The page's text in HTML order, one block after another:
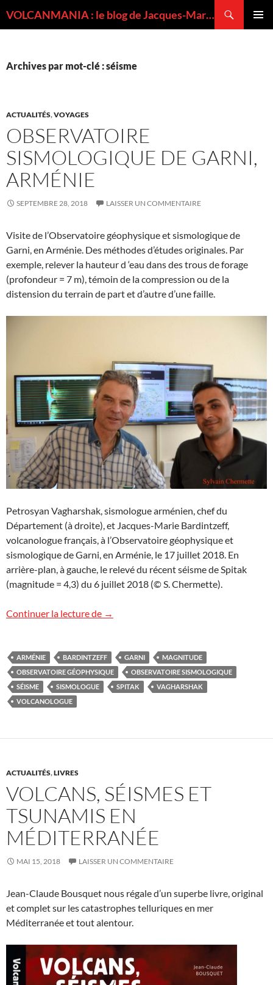
VOLCANMANIA : le blog de Jacques-Marie BARDINTZEFF, volcanologue
Archives par mot-clé : séisme
ACTUALITÉS,VOYAGES
OBSERVATOIRE
SISMOLOGIQUE DE GARNI,
ARMÉNIE
SEPTEMBRE 28, 2018 LAISSER UN COMMENTAIRE
Visite de l’Observatoire géophysique et sismologique de
Garni, en Arménie. Des méthodes d’études originales. Par
exemple, relever la hauteur d ‘eau dans des trous de forage
(profondeur = 7 m), témoin de la compression ou de la
distension du terrain de part et d’autre d’une faille.
Petrosyan Vagharshak, sismologue arménien, chef du
Département (à droite), et Jacques-Marie Bardintzeff,
volcanologue français, à l’Observatoire géophysique et
sismologique de Garni, en Arménie, le 17 juillet 2018. En
arrière-plan, à gauche, le relevé du récent séisme de Spitak
(magnitude = 4,3) du 6 juillet 2018 (© S. Chermette).
Continuer la lecture de Observatoire sismologique de Garni,
→
ARMÉNIE BARDINTZEFF GARNI
MAGNITUDE
OBSERVATOIRE GÉOPHYSIQUE
OBSERVATOIRE SISMOLOGIQUE
SÉISME
SISMOLOGUE SPITAK
VAGHARSHAK
VOLCANOLOGUE
ACTUALITÉS,LIVRES
VOLCANS, SÉISMES ET
TSUNAMIS EN
MÉDITERRANÉE
MAI 15, 2018 LAISSER UN COMMENTAIRE
Jean-Claude Bousquet nous régale d’un superbe livre, original
et complet sur les catastrophes telluriques en mer
Méditerranée et tout alentour.